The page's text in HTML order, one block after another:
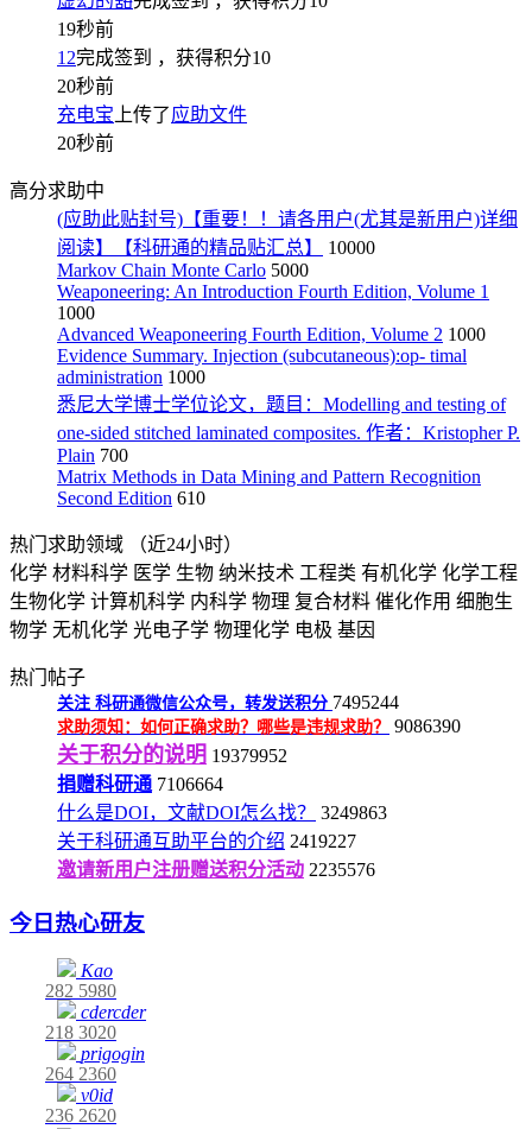
19秒前
12完成签到 ，获得积分10
20秒前
充电宝 上传了应助文件
20秒前
高分求助中
(应助此贴封号)【重要！！请各用户(尤其是新用户)详细
阅读】【科研通的精品贴汇总】
10000
Markov Chain Monte Carlo 5000
Weaponeering: An Introduction Fourth Edition, Volume 1
1000
Advanced Weaponeering Fourth Edition, Volume 2 1000
Evidence Summary. Injection (subcutaneous):op- timal
administration 1000
悉尼大学博士学位论文，题目：Modelling and testing of
one-sided stitched laminated composites. 作者：Kristopher P.
Plain 700
Matrix Methods in Data Mining and Pattern Recognition
Second Edition 610
热门求助领域
（近24小时）
化学 材料科学 医学 生物 纳米技术 工程类 有机化学 化学工程
生物化学 计算机科学 内科学 物理 复合材料 催化作用 细胞生
物学 无机化学 光电子学 物理化学 电极 基因
热门帖子
关注 科研通微信公众号，转发送积分 7495244
求助须知：如何正确求助？哪些是违规求助？ 9086390
关于积分的说明 19379952
捐赠科研通 7106664
什么是DOI，文献DOI怎么找？
3249863
关于科研通互助平台的介绍 2419227
邀请新用户注册赠送积分活动 2235576
今日热心研友
Kao
282 5980
cdercder
218 3020
prigogin
264 2360
v0id
236 2620